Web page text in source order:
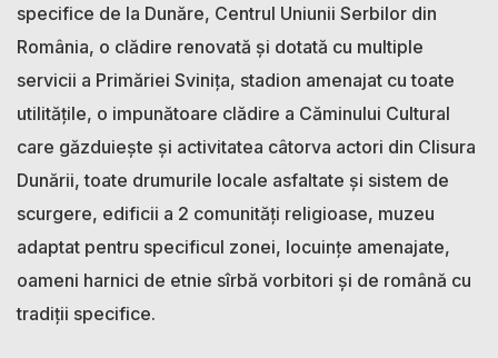
specifice de la Dunăre, Centrul Uniunii Serbilor din
România, o clădire renovată și dotată cu multiple
servicii a Primăriei Svinița, stadion amenajat cu toate
utilitățile, o impunătoare clădire a Căminului Cultural
care găzduiește și activitatea câtorva actori din Clisura
Dunării, toate drumurile locale asfaltate și sistem de
scurgere, edificii a 2 comunități religioase, muzeu
adaptat pentru specificul zonei, locuințe amenajate,
oameni harnici de etnie sîrbă vorbitori și de română cu
tradiții specifice.